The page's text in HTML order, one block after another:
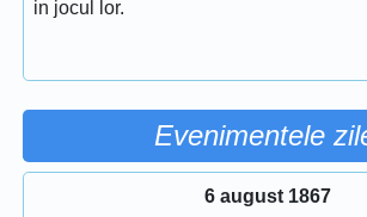
in jocul lor.
Evenimentele
6 august 1867